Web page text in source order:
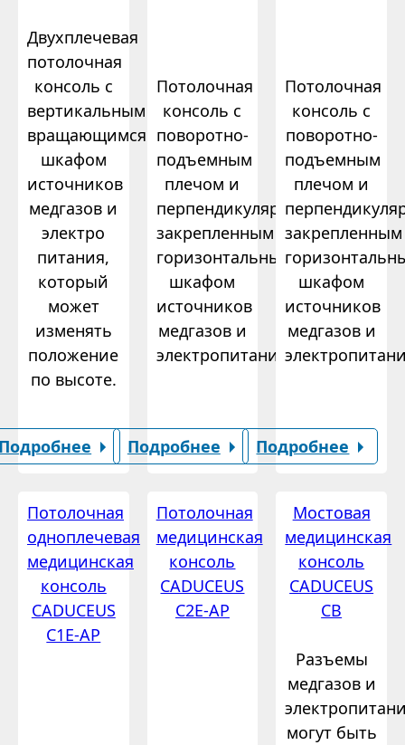
Двухплечевая
потолочная
консоль с
вертикальным
вращающимся
шкафом
источников
медгазов и
электро
питания,
который
может
изменять
положение
по высоте.
Потолочная
консоль с
поворотно-
подъемным
плечом и
перпендикулярно
закрепленным
горизонтальным
шкафом
источников
медгазов и
электропитания.
Подробнее
Потолочная
консоль с
поворотно-
подъемным
плечом и
закрепленным
шкафом
источников
медгазов и
Подробнее
Потолочная
одноплечевая
медицинская
консоль
CADUCEUS
C1E-AP
Потолочная
медицинская
консоль
CADUCEUS
C2E-AP
Мостовая
медицинская
консоль
CADUCEUS
CB
Разъемы
медгазов и
могут быть